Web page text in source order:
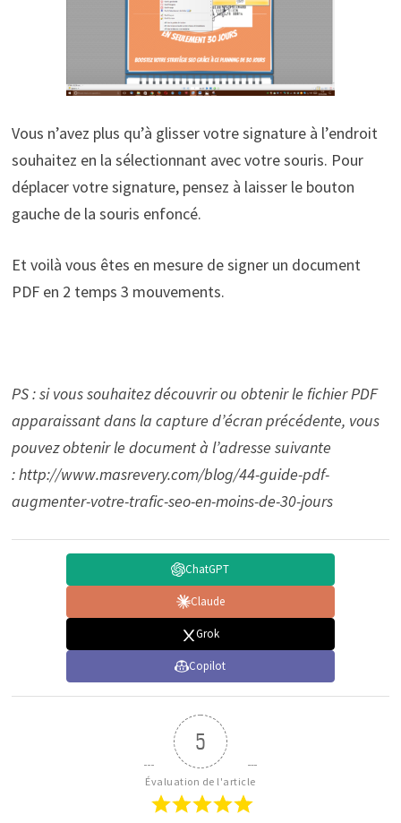
Vous n’avez plus qu’à glisser votre signature à l’endroit
souhaitez en la sélectionnant avec votre souris. Pour
déplacer votre signature, pensez à laisser le bouton
gauche de la souris enfoncé.
Et voilà vous êtes en mesure de signer un document
PDF en 2 temps 3 mouvements.
PS : si vous souhaitez découvrir ou obtenir le fichier PDF
apparaissant dans la capture d’écran précédente, vous
pouvez obtenir le document à l’adresse suivante
: http://www.masrevery.com/blog/44-guide-pdf-
augmenter-votre-trafic-seo-en-moins-de-30-jours
ChatGPT
Claude
Grok
Copilot
5
Évaluation de l'article